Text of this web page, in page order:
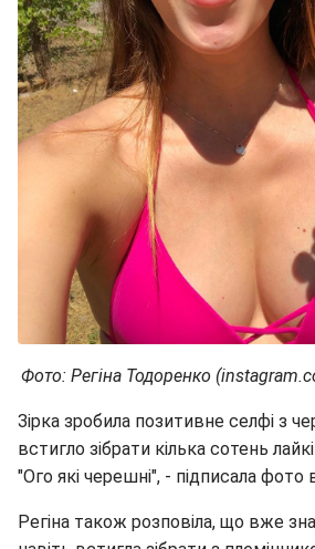
Фото: Регіна Тодоренко
Зірка зробила позитивне селфі з
встигло зібрати кілька сотень
"Ого які черешні", - підписала фото
Регіна також розповіла, що вже